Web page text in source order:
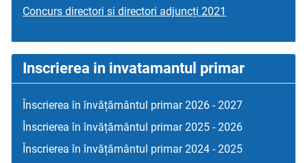
Concurs directori si directori adjuncți 2021
Inscrierea in invatamantul primar
Înscrierea în învățământul primar 2026 - 2027
Înscrierea în învățământul primar 2025 - 2026
Înscrierea în învățământul primar 2024 - 2025